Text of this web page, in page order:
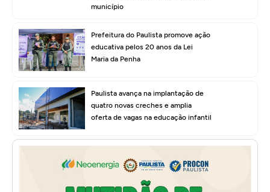
município
Prefeitura do Paulista promove ação
educativa pelos 20 anos da Lei
Maria da Penha
Paulista avança na implantação de
quatro novas creches e amplia
oferta de vagas na educação infantil